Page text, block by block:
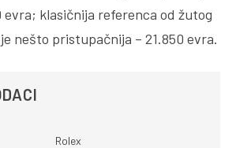
evra; klasičnija referenca od žutog
nešto pristupačnija – 21.850 evra.
Rolex